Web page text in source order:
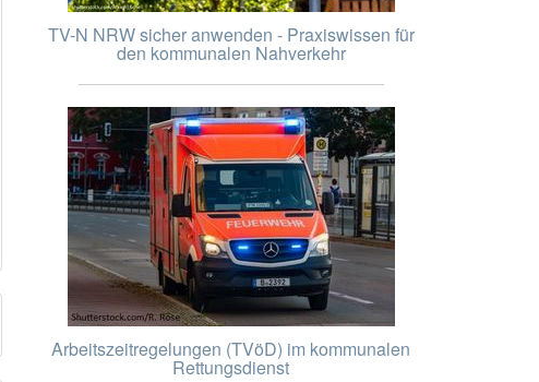
TV-N NRW sicher anwenden - Praxiswissen für
den kommunalen Nahverkehr
Arbeitszeitregelungen (TVöD) im kommunalen
Rettungsdienst